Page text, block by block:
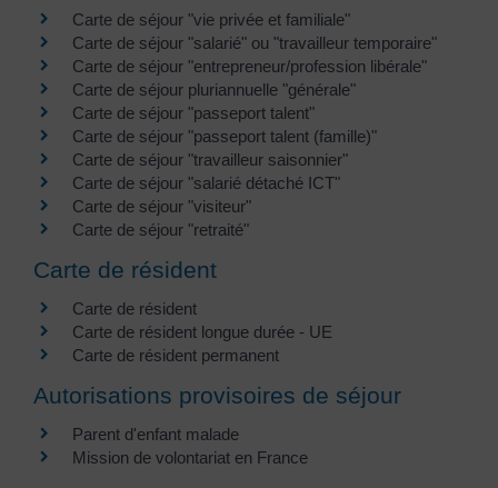
Carte de séjour "vie privée et familiale"
Carte de séjour "salarié" ou "travailleur temporaire"
Carte de séjour "entrepreneur/profession libérale"
Carte de séjour pluriannuelle "générale"
Carte de séjour "passeport talent"
Carte de séjour "passeport talent (famille)"
Carte de séjour "travailleur saisonnier"
Carte de séjour "salarié détaché ICT"
Carte de séjour "visiteur"
Carte de séjour "retraité"
Carte de résident
Carte de résident
Carte de résident longue durée - UE
Carte de résident permanent
Autorisations provisoires de séjour
Parent d'enfant malade
Mission de volontariat en France